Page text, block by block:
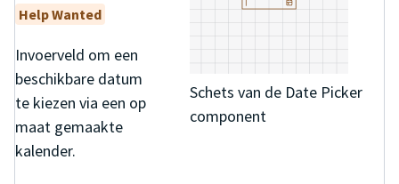
Schets van de Date Picker
component
Help Wanted
Invoerveld om een
beschikbare datum
te kiezen via een op
maat gemaakte
kalender.